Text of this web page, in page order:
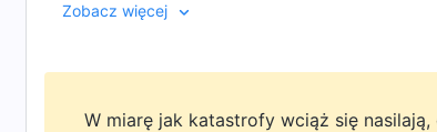
Zobacz więcej
W miarę jak katastrofy wciąż się nasilają,